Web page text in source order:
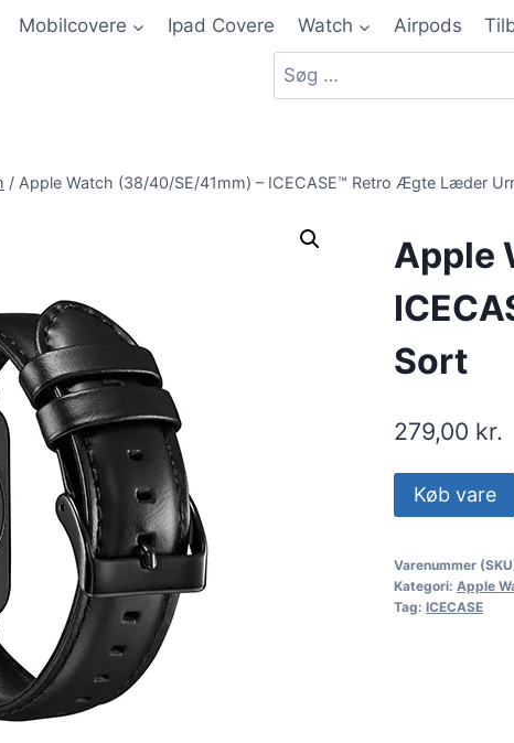
Mobilcovere Ipad Covere Watch Airpods
/ Apple Watch (38/40/SE/41mm) – ICECASE™ Retro Ægte Læder
Apple
Sort
279,00 kr.
Køb vare
Varenummer
Kategori: Apple
Tag: ICECASE